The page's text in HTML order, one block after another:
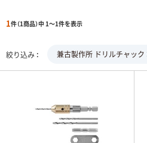
1件（1商品）中 1～1件を表示
絞り込み 兼古製作所 ドリルチャック